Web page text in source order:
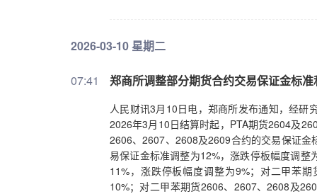
2026-03-10 星期二
07:41 郑商所调整部分期货合约交易保证金标
人民财讯3月10日电，郑商所发布通知，经研
2026年3月10日结算时起，PTA期货2604及
2606、2607、2608及2609合约的交易保证
易保证金标准调整为12%，涨跌停板幅度调
11%，涨跌停板幅度调整为9%；对二甲苯
10%；对二甲苯期货2606、2607、2608及